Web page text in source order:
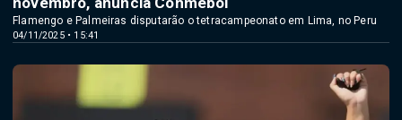
04/11/2025 • 15:41
Flamengo e Palmeiras disputarão o tetracampeonato em Lima, no Peru